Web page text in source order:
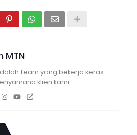
MTN
team yang bekerja keras
klien kami